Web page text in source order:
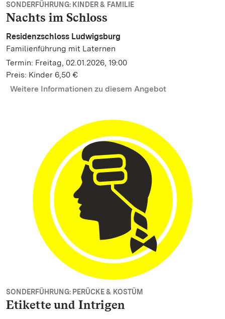
SONDERFÜHRUNG: KINDER & FAMILIE
Nachts im Schloss
Residenzschloss Ludwigsburg
Familienführung mit Laternen
Termin: Freitag, 02.01.2026, 19:00
Preis: Kinder 6,50 €
Weitere Informationen zu diesem Angebot
SONDERFÜHRUNG: PERÜCKE & KOSTÜM
Etikette und Intrigen